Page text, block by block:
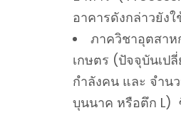
อาคารดังกล่าวยัง
ภาควิชาอุตสาห
เกษตร (ปัจจุบันเป
กำลังคน และ จำน
บุนนาค หรือตึก L)